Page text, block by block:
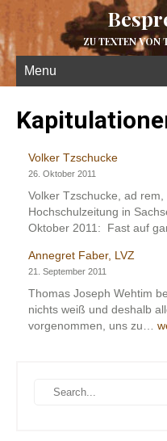
ZU TEXTEN VON
Menu
Volker Tzschucke
26. Oktober 2011
Volker Tzschucke, ad
Hochschulzeitung in
Oktober 2011: Fast auf
Annegret Faber, LVZ
21. September 2011
Thomas Joseph Wehtim
nichts weiß und deshalb
vorgenommen, uns zu…